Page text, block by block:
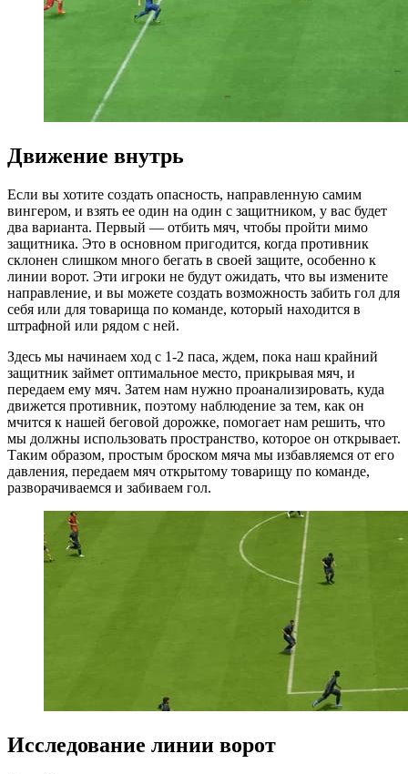
Движение внутрь
Если вы хотите создать опасность, направленную самим
вингером, и взять ее один на один с защитником, у вас будет
два варианта. Первый — отбить мяч, чтобы пройти мимо
защитника. Это в основном пригодится, когда противник
склонен слишком много бегать в своей защите, особенно к
линии ворот. Эти игроки не будут ожидать, что вы измените
направление, и вы можете создать возможность забить гол для
себя или для товарища по команде, который находится в
штрафной или рядом с ней.
Здесь мы начинаем ход с 1-2 паса, ждем, пока наш крайний
защитник займет оптимальное место, прикрывая мяч, и
передаем ему мяч. Затем нам нужно проанализировать, куда
движется противник, поэтому наблюдение за тем, как он
мчится к нашей беговой дорожке, помогает нам решить, что
мы должны использовать пространство, которое он открывает.
Таким образом, простым броском мяча мы избавляемся от его
давления, передаем мяч открытому товарищу по команде,
разворачиваемся и забиваем гол.
Исследование линии ворот